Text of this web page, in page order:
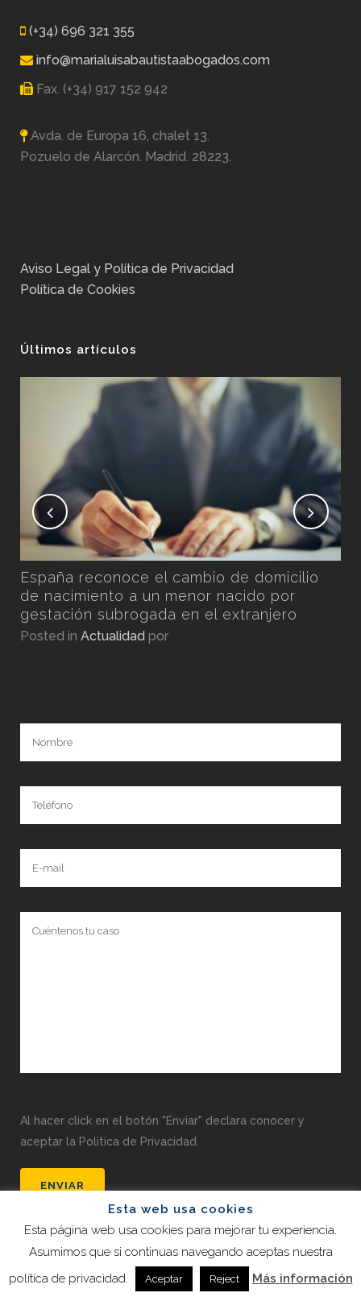
(+34) 696 321 355
info@marialuisabautistaabogados.com
Fax. (+34) 917 152 942
Avda. de Europa 16, chalet 13.
Pozuelo de Alarcón. Madrid. 28223.
Aviso Legal y Política de Privacidad
Política de Cookies
Últimos artículos
España reconoce el cambio de domicilio
de nacimiento a un menor nacido por
gestación subrogada en el extranjero
Posted in Actualidad por
Al hacer click en el botón "Enviar" declara conocer y
aceptar la Política de Privacidad.
Maria Luisa Bautista Abogados 2022 | Despacho de Abogados en Pozuelo
Esta web usa cookies
Esta página web usa cookies para mejorar tu experiencia.
Asumimos que si continuas navegando aceptas nuestra
política de privacidad.
Aceptar Reject Más información